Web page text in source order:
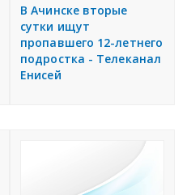
В Ачинске вторые
сутки ищут
пропавшего 12-летнего
подростка - Телеканал
Енисей